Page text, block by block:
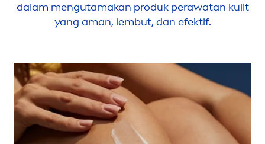
dalam mengutamakan produk perawatan kulit
yang aman, lembut, dan efektif.